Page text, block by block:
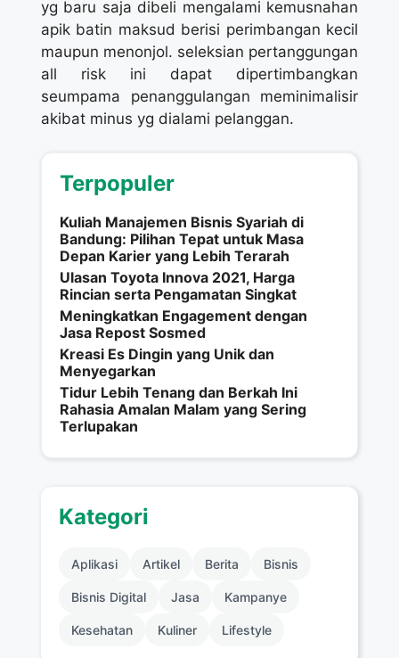
yg baru saja dibeli mengalami kemusnahan
apik batin maksud berisi perimbangan kecil
maupun menonjol. seleksian pertanggungan
all risk ini dapat dipertimbangkan
seumpama penanggulangan meminimalisir
akibat minus yg dialami pelanggan.
Terpopuler
Kuliah Manajemen Bisnis Syariah di
Bandung: Pilihan Tepat untuk Masa
Depan Karier yang Lebih Terarah
Ulasan Toyota Innova 2021, Harga
Rincian serta Pengamatan Singkat
Meningkatkan Engagement dengan
Jasa Repost Sosmed
Kreasi Es Dingin yang Unik dan
Menyegarkan
Tidur Lebih Tenang dan Berkah Ini
Rahasia Amalan Malam yang Sering
Terlupakan
Kategori
Aplikasi Artikel Berita Bisnis
Bisnis Digital Jasa Kampanye
Kesehatan Kuliner Lifestyle